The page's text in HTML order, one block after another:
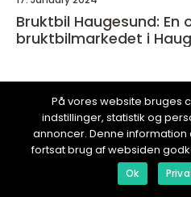
Bruktbil Haugesund:
bruktbilmarkedet i
På vores website bruges
indstillinger, statistik og
annoncer. Denne
fortsat brug af websiden
Ok